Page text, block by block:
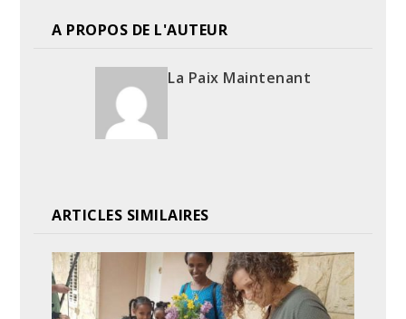
A PROPOS DE L'AUTEUR
La Paix Maintenant
ARTICLES SIMILAIRES